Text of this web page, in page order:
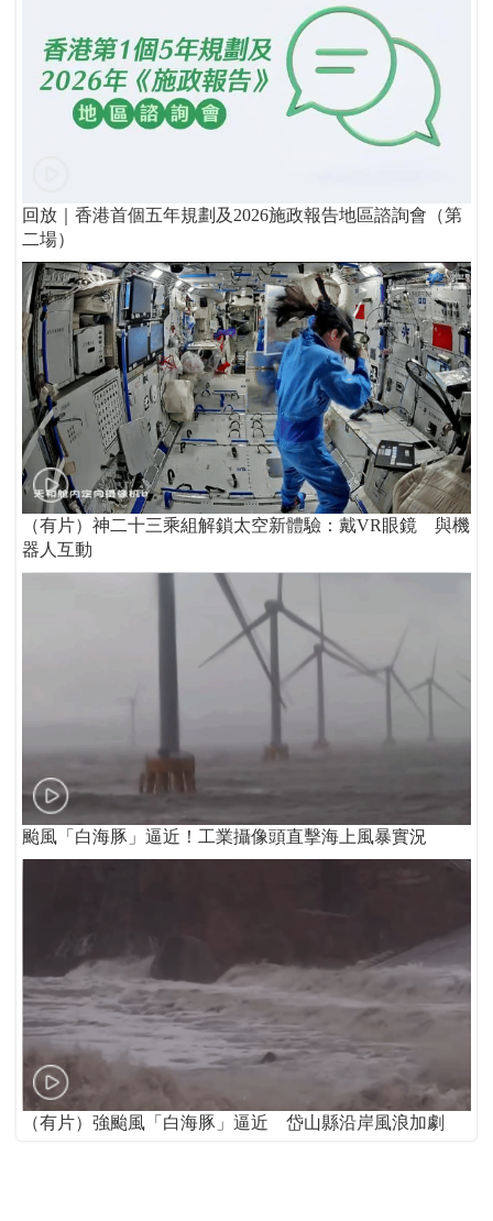
回放｜香港首個五年規劃及2026施政報告地區諮詢會（第
二場）
（有片）神二十三乘組解鎖太空新體驗：戴VR眼鏡 與機
器人互動
颱風「白海豚」逼近！工業攝像頭直擊海上風暴實況
（有片）強颱風「白海豚」逼近 岱山縣沿岸風浪加劇